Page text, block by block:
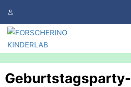
Geburtstagsparty-